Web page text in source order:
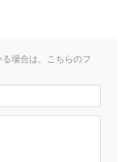
場合は、こちらのフ